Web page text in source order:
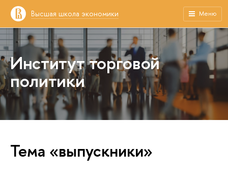
Высшая школа экономики Меню
Институт торговой
политики
Тема «выпускники»